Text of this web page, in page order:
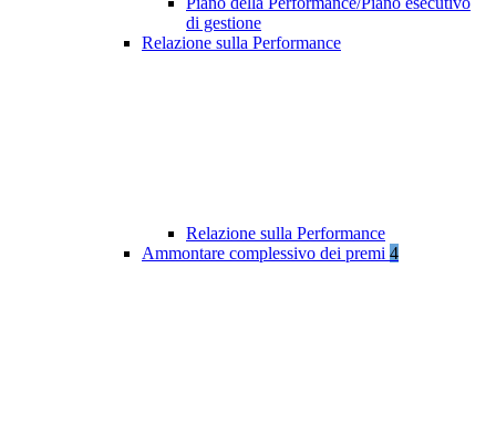
di gestione
Relazione sulla Performance
Relazione sulla Performance
Ammontare complessivo dei premi 4